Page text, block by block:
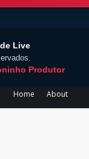
Live
Produtor
Home About